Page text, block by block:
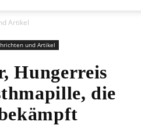
Artikel
und Artikel
Hungerreis
die